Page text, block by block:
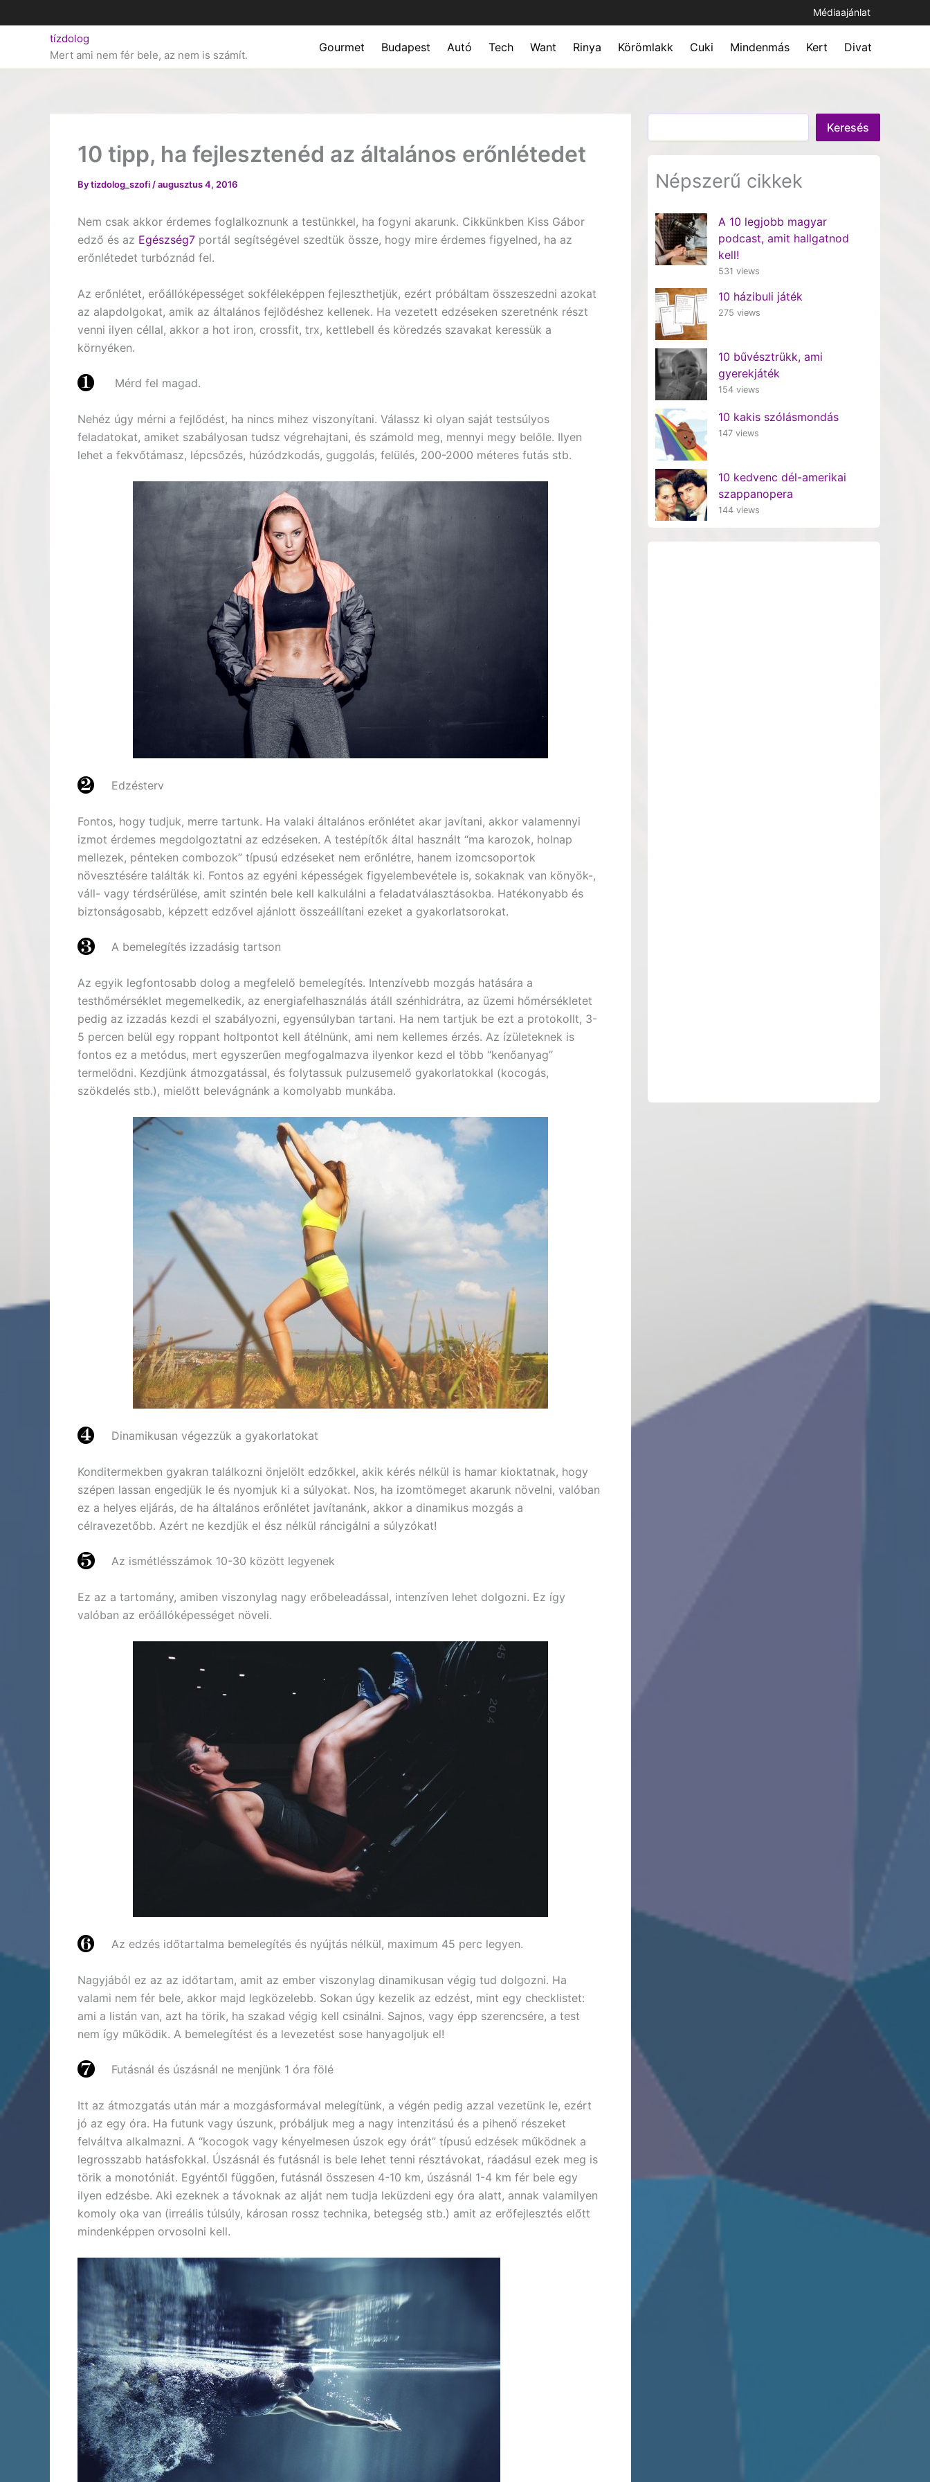
to
Médiaajánlat
tízdolog
Mert ami nem fér bele, az nem is számít.
Gourmet Budapest Autó Tech Want Rinya Körömlakk Cuki Mindenmás Kert Divat
10 tipp, ha fejlesztenéd az általános erőnlétedet
Bytizdolog_szofi /augusztus 4, 2016
Nem csak akkor érdemes foglalkoznunk a testünkkel, ha fogyni akarunk. Cikkünkben Kiss Gábor
edző és az Egészség7 portál segítségével szedtük össze, hogy mire érdemes figyelned, ha az
erőnlétedet turbóznád fel.
Az erőnlétet, erőállóképességet sokféleképpen fejleszthetjük, ezért próbáltam összeszedni azokat
az alapdolgokat, amik az általános fejlődéshez kellenek. Ha vezetett edzéseken szeretnénk részt
venni ilyen céllal, akkor a hot iron, crossfit, trx, kettlebell és köredzés szavakat keressük a
környéken.
Mérd fel magad.
Nehéz úgy mérni a fejlődést, ha nincs mihez viszonyítani. Válassz ki olyan saját testsúlyos
feladatokat, amiket szabályosan tudsz végrehajtani, és számold meg, mennyi megy belőle. Ilyen
lehet a fekvőtámasz, lépcsőzés, húzódzkodás, guggolás, felülés, 200-2000 méteres futás stb.
Edzésterv
Fontos, hogy tudjuk, merre tartunk. Ha valaki általános erőnlétet akar javítani, akkor valamennyi
izmot érdemes megdolgoztatni az edzéseken. A testépítők által használt “ma karozok, holnap
mellezek, pénteken combozok” típusú edzéseket nem erőnlétre, hanem izomcsoportok
növesztésére találták ki. Fontos az egyéni képességek figyelembevétele is, sokaknak van könyök-,
váll- vagy térdsérülése, amit szintén bele kell kalkulálni a feladatválasztásokba. Hatékonyabb és
biztonságosabb, képzett edzővel ajánlott összeállítani ezeket a gyakorlatsorokat.
A bemelegítés izzadásig tartson
Az egyik legfontosabb dolog a megfelelő bemelegítés. Intenzívebb mozgás hatására a
testhőmérséklet megemelkedik, az energiafelhasználás átáll szénhidrátra, az üzemi hőmérsékletet
pedig az izzadás kezdi el szabályozni, egyensúlyban tartani. Ha nem tartjuk be ezt a protokollt, 3-
5 percen belül egy roppant holtpontot kell átélnünk, ami nem kellemes érzés. Az ízületeknek is
fontos ez a metódus, mert egyszerűen megfogalmazva ilyenkor kezd el több “kenőanyag”
termelődni. Kezdjünk átmozgatással, és folytassuk pulzusemelő gyakorlatokkal (kocogás,
szökdelés stb.), mielőtt belevágnánk a komolyabb munkába.
Dinamikusan végezzük a gyakorlatokat
Konditermekben gyakran találkozni önjelölt edzőkkel, akik kérés nélkül is hamar kioktatnak, hogy
szépen lassan engedjük le és nyomjuk ki a súlyokat. Nos, ha izomtömeget akarunk növelni, valóban
ez a helyes eljárás, de ha általános erőnlétet javítanánk, akkor a dinamikus mozgás a
célravezetőbb. Azért ne kezdjük el ész nélkül ráncigálni a súlyzókat!
Az ismétlésszámok 10-30 között legyenek
Ez az a tartomány, amiben viszonylag nagy erőbeleadással, intenzíven lehet dolgozni. Ez így
valóban az erőállóképességet növeli.
Az edzés időtartalma bemelegítés és nyújtás nélkül, maximum 45 perc legyen.
Nagyjából ez az az időtartam, amit az ember viszonylag dinamikusan végig tud dolgozni. Ha
valami nem fér bele, akkor majd legközelebb. Sokan úgy kezelik az edzést, mint egy checklistet:
ami a listán van, azt ha törik, ha szakad végig kell csinálni. Sajnos, vagy épp szerencsére, a test
nem így működik. A bemelegítést és a levezetést sose hanyagoljuk el!
Futásnál és úszásnál ne menjünk 1 óra fölé
Itt az átmozgatás után már a mozgásformával melegítünk, a végén pedig azzal vezetünk le, ezért
jó az egy óra. Ha futunk vagy úszunk, próbáljuk meg a nagy intenzitású és a pihenő részeket
felváltva alkalmazni. A “kocogok vagy kényelmesen úszok egy órát” típusú edzések működnek a
legrosszabb hatásfokkal. Úszásnál és futásnál is bele lehet tenni résztávokat, ráadásul ezek meg is
törik a monotóniát. Egyéntől függően, futásnál összesen 4-10 km, úszásnál 1-4 km fér bele egy
ilyen edzésbe. Aki ezeknek a távoknak az alját nem tudja leküzdeni egy óra alatt, annak valamilyen
komoly oka van (irreális túlsúly, károsan rossz technika, betegség stb.) amit az erőfejlesztés előtt
mindenképpen orvosolni kell.
Keresés
Népszerű cikkek
A 10 legjobb magyar
podcast, amit hallgatnod
kell!
531 views
10 házibuli játék
275 views
10 bűvésztrükk, ami
gyerekjáték
154 views
10 kakis szólásmondás
147 views
10 kedvenc dél-amerikai
szappanopera
144 views